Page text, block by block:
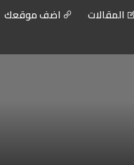
المقالات اضف موقعك